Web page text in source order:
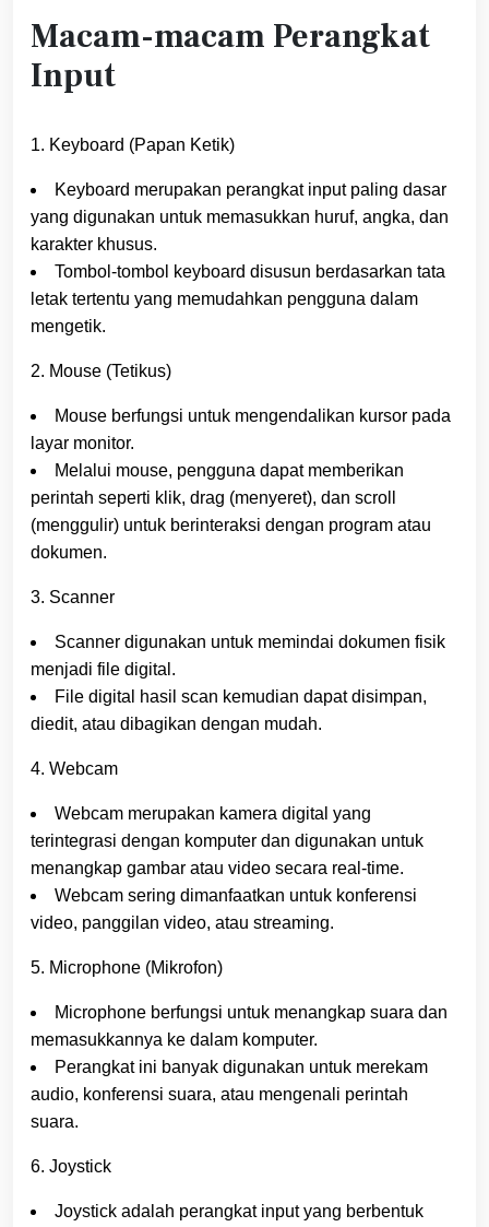
Macam-macam Perangkat
Input
1. Keyboard (Papan Ketik)
Keyboard merupakan perangkat input paling dasar
yang digunakan untuk memasukkan huruf, angka, dan
karakter khusus.
Tombol-tombol keyboard disusun berdasarkan tata
letak tertentu yang memudahkan pengguna dalam
mengetik.
2. Mouse (Tetikus)
Mouse berfungsi untuk mengendalikan kursor pada
layar monitor.
Melalui mouse, pengguna dapat memberikan
perintah seperti klik, drag (menyeret), dan scroll
(menggulir) untuk berinteraksi dengan program atau
dokumen.
3. Scanner
Scanner digunakan untuk memindai dokumen fisik
menjadi file digital.
File digital hasil scan kemudian dapat disimpan,
diedit, atau dibagikan dengan mudah.
4. Webcam
Webcam merupakan kamera digital yang
terintegrasi dengan komputer dan digunakan untuk
menangkap gambar atau video secara real-time.
Webcam sering dimanfaatkan untuk konferensi
video, panggilan video, atau streaming.
5. Microphone (Mikrofon)
Microphone berfungsi untuk menangkap suara dan
memasukkannya ke dalam komputer.
Perangkat ini banyak digunakan untuk merekam
audio, konferensi suara, atau mengenali perintah
suara.
6. Joystick
Joystick adalah perangkat input yang berbentuk